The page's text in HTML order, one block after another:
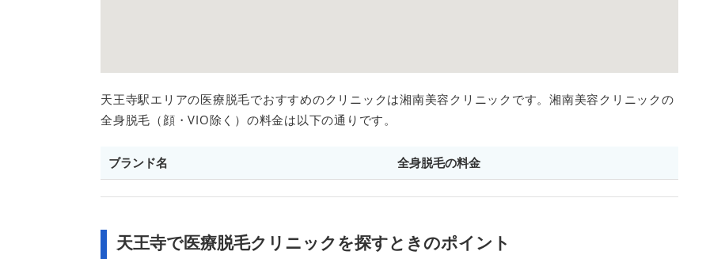
天王寺駅エリアの医療脱毛でおすすめのクリニックは湘南美容クリニックです。湘南美容クリニックの
全身脱毛（顔・VIO除く）の料金は以下の通りです。
ブランド名 全身脱毛の料金
天王寺で医療脱毛クリニックを探すときのポイント